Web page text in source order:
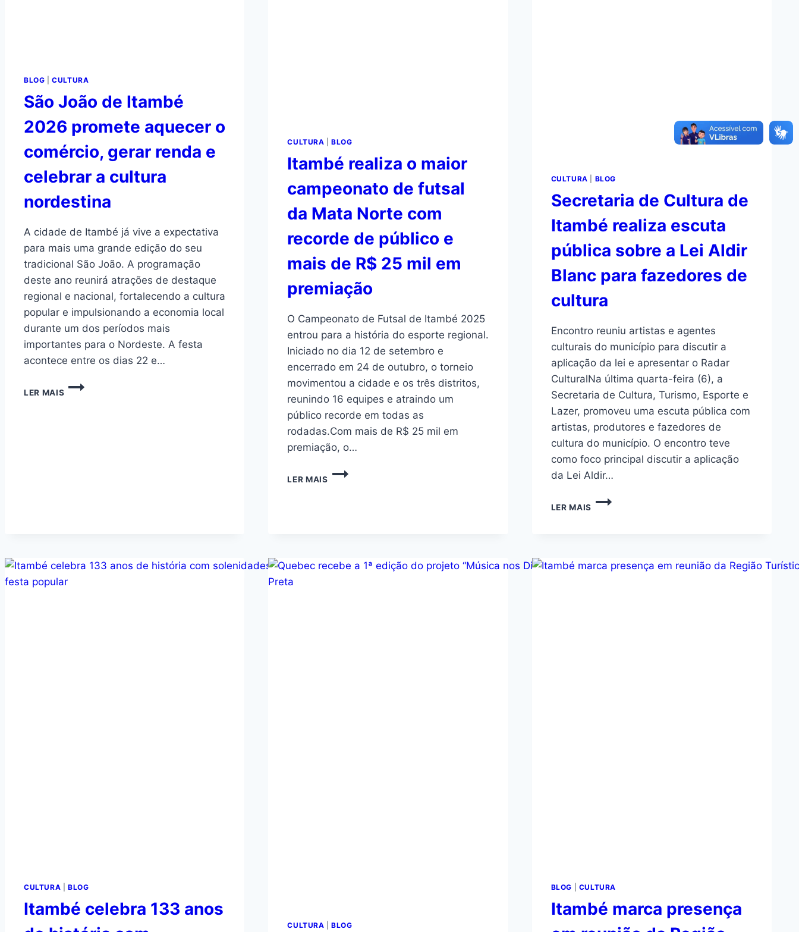
BLOG |CULTURA
São João de Itambé
2026 promete aquecer o
comércio, gerar renda e
celebrar a cultura
nordestina
A cidade de Itambé já vive a expectativa
para mais uma grande edição do seu
tradicional São João. A programação
deste ano reunirá atrações de destaque
regional e nacional, fortalecendo a cultura
popular e impulsionando a economia local
durante um dos períodos mais
importantes para o Nordeste. A festa
acontece entre os dias 22 e…
LER MAIS
CULTURA |BLOG
Itambé realiza o maior
campeonato de futsal
da Mata Norte com
recorde de público e
mais de R$ 25 mil em
premiação
O Campeonato de Futsal de Itambé 2025
entrou para a história do esporte regional.
Iniciado no dia 12 de setembro e
encerrado em 24 de outubro, o torneio
movimentou a cidade e os três distritos,
reunindo 16 equipes e atraindo um
público recorde em todas as
rodadas.Com mais de R$ 25 mil em
premiação, o…
LER MAIS
CULTURA BLOG
Secretaria de Cultura de
Itambé realiza escuta
pública sobre a Lei Aldir
Blanc para fazedores de
cultura
Encontro reuniu artistas e agentes
culturais do município para discutir a
aplicação da lei e apresentar o Radar
CulturalNa última quarta-feira (6), a
Secretaria de Cultura, Turismo, Esporte e
Lazer, promoveu uma escuta pública com
artistas, produtores e fazedores de
cultura do município. O encontro teve
como foco principal discutir a aplicação
da Lei Aldir…
LER MAIS
CULTURA BLOG
Itambé celebra 133 anos
CULTURA |BLOG
BLOG CULTURA
Itambé marca presença